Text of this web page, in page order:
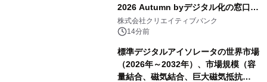
2026 Autumn byデジタル化の窓口」
開催
株式会社クリエイティブバンク
14分前
標準デジタルアイソレータの世界市場
（2026年～2032年）、市場規模（容
量結合、磁気結合、巨大磁気抵抗